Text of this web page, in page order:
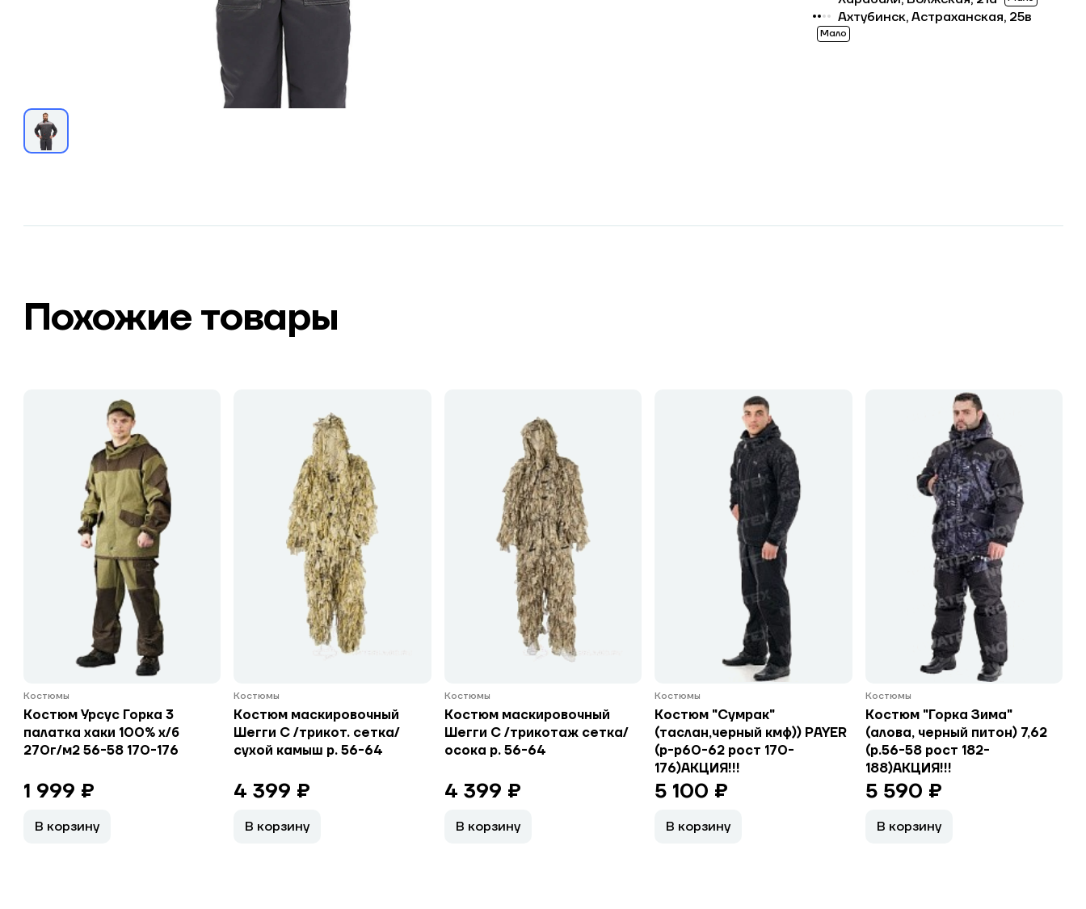
Ахтубинск, Астраханская, 25в
Мало
Похожие товары
Костюмы
Костюм Урсус Горка 3
палатка хаки 100% х/б
270г/м2 56-58 170-176
1 999 ₽
В корзину
Костюмы
Костюм маскировочный
Шегги С /трикот. сетка/
сухой камыш р. 56-64
4 399 ₽
В корзину
Костюмы
Костюм маскировочный
Шегги С /трикотаж сетка/
осока р. 56-64
4 399 ₽
В корзину
Костюмы
Костюм "Сумрак"
(таслан,черный кмф)) PAYER
(р-р60-62 рост 170-
176)АКЦИЯ!!!
5 100 ₽
В корзину
Костюмы
Костюм "Горка Зима"
(алова, черный питон) 7,62
(р.56-58 рост 182-
188)АКЦИЯ!!!
5 590 ₽
В корзину